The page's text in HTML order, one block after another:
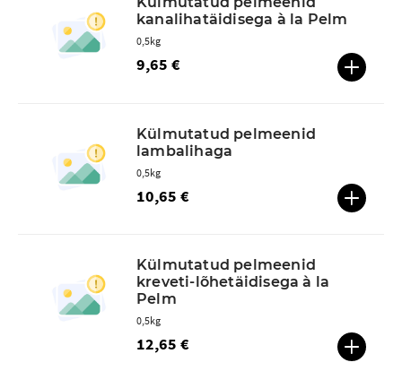
kanalihatäidisega à la Pelm
9,65 €
0,5kg
Külmutatud pelmeenid
lambalihaga
10,65 €
0,5kg
Külmutatud pelmeenid
kreveti-lõhetäidisega à la
Pelm
12,65 €
0,5kg